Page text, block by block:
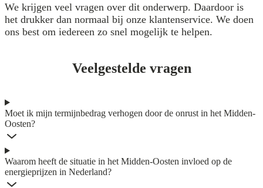
We krijgen veel vragen over dit onderwerp. Daardoor is
het drukker dan normaal bij onze klantenservice. We doen
ons best om iedereen zo snel mogelijk te helpen.
Veelgestelde vragen
Moet ik mijn termijnbedrag verhogen door de onrust in het Midden-
Oosten?
Waarom heeft de situatie in het Midden-Oosten invloed op de
energieprijzen in Nederland?